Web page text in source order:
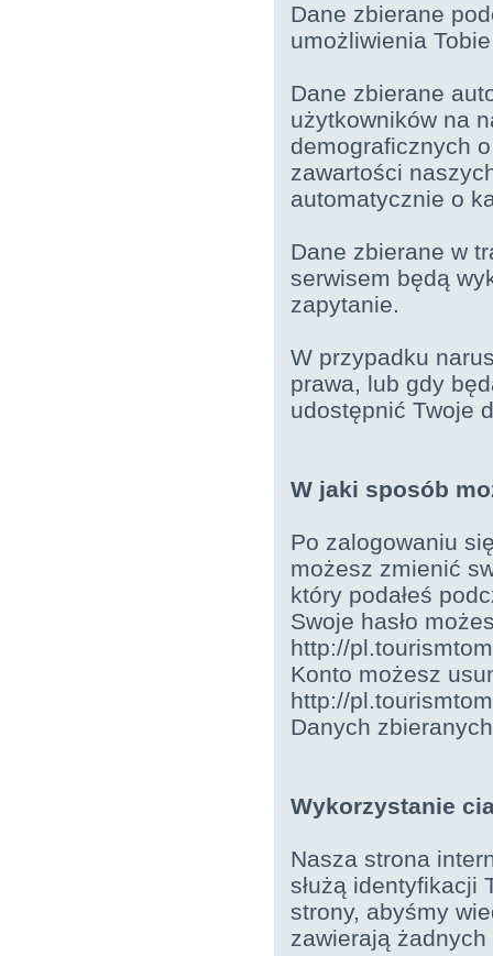
Dane zbierane
umożliwienia
Dane zbierane
użytkowników na
demograficznych
zawartości
automatycznie o
Dane zbierane w
serwisem będą
zapytanie.
W przypadku
prawa, lub gdy
udostępnić Twoje
W jaki sposób
Po zalogowaniu
możesz zmienić
który podałeś
Swoje hasło
http://
Konto możesz
http://
Danych
Wykorzystanie
Nasza strona
służą identyfikacji
strony, abyśmy
zawierają